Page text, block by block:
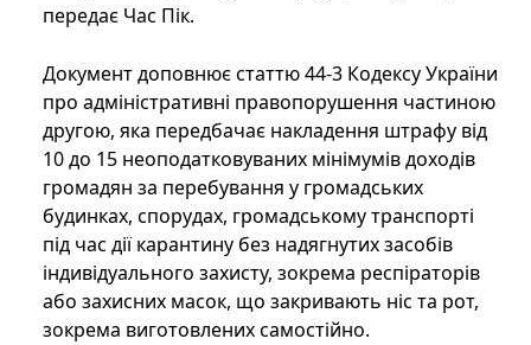
передає Час Пік.
Документ доповнює статтю 44-3 Кодексу України
про адміністративні правопорушення частиною
другою, яка передбачає накладення штрафу від
10 до 15 неоподатковуваних мінімумів доходів
громадян за перебування у громадських
будинках, спорудах, громадському транспорті
під час дії карантину без надягнутих засобів
індивідуального захисту, зокрема респіраторів
або захисних масок, що закривають ніс та рот,
зокрема виготовлених самостійно.